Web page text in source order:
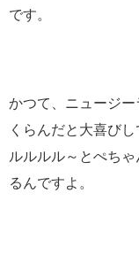
です。
かつて、ニュージ
くらんだと大喜び
ルルルル～とぺち
るんですよ。